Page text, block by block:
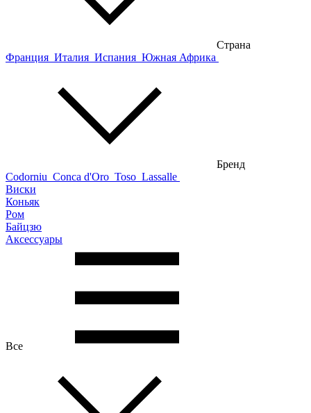
Страна
Франция Италия Испания Южная Африка
Бренд
Codorniu Conca d'Oro Toso Lassalle
Виски
Коньяк
Ром
Байцзю
Аксессуары
Все